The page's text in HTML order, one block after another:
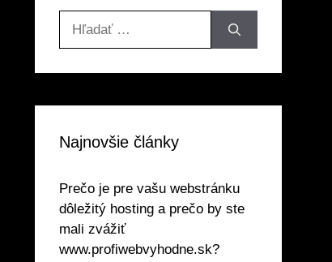
Najnovšie články
Prečo je pre vašu webstránku
dôležitý hosting a prečo by ste
mali zvážiť
www.profiwebvyhodne.sk?